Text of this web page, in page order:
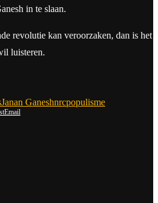
in te slaan.
revolutie kan veroorzaken, dan is het
luisteren.
Janan Ganeshnrcpopulisme
Email